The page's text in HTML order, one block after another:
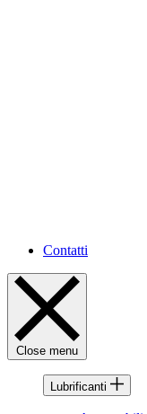
Contatti
Close menu
Lubrificanti